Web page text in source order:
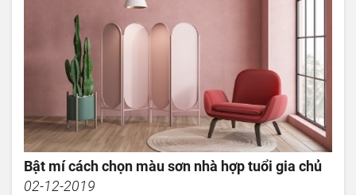
Bật mí cách chọn màu sơn nhà hợp tuổi gia chủ
02-12-2019